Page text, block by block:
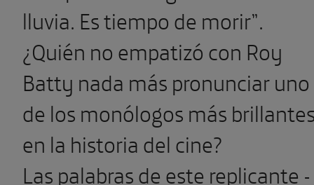
lluvia. Es tiempo de morir”.
¿Quién no empatizó con Roy
Batty nada más pronunciar uno
de los monólogos más
en la historia del cine?
Las palabras de este replicante -